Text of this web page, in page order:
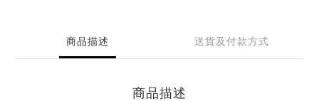
商品描述 送貨及付款方式
商品描述